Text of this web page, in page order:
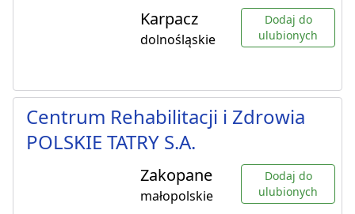
Karpacz
dolnośląskie
Dodaj do
ulubionych
Centrum Rehabilitacji i Zdrowia
POLSKIE TATRY S.A.
Zakopane
małopolskie
Dodaj do
ulubionych